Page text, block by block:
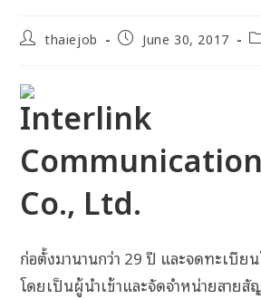
thaiejob June 30, 2017
Interlink
Co., Ltd.
ก่อตั้งมานานกว่า 29 ปี และจดทะเบี
โดยเป็นผู้นำเข้าและจัดจำหน่ายสา